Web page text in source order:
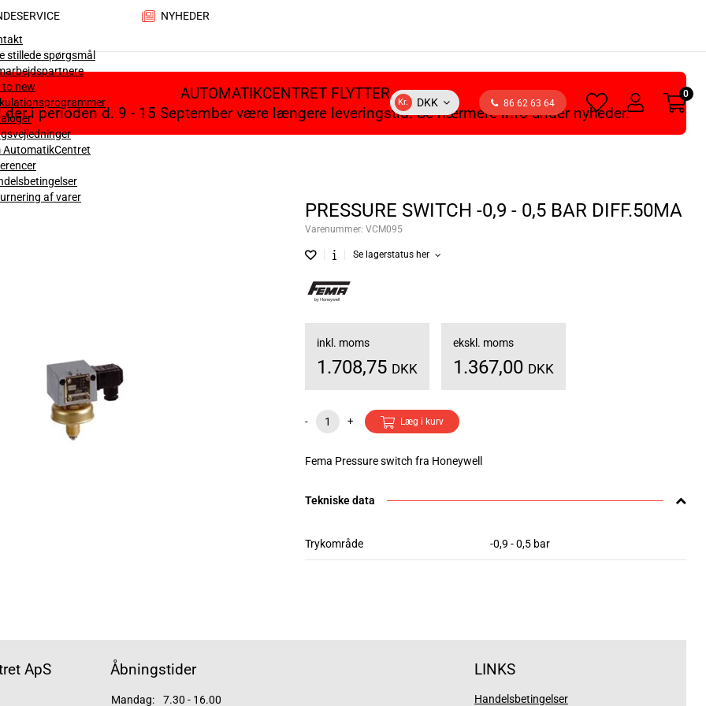
stillede spørgsmål
to new
AutomatikCentret
af varer
NYHEDER
Kr. DKK 86 62 63 64
heart
light
light
0
AUTOMATIKCENTRET FLYTTER
der i perioden d. 9 - 15 September være længere leveringstid. Se nærmere info under nyheder.
PRESSURE SWITCH -0,9 - 0,5 BAR DIFF.50MA
Varenummer: VCM095
Se lagerstatus her
inkl. moms
1.708,75 DKK
ekskl. moms
1.367,00 DKK
- + Læg i kurv
Fema Pressure switch fra Honeywell
Tekniske data
Trykområde -0,9 - 0,5 bar
ApS Åbningstider
Mandag: 7.30 - 16.00
LINKS
Handelsbetingelser